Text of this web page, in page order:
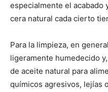
especialmente el acabado
cera natural cada cierto
Para la limpieza, en
ligeramente humedecido
de aceite natural para
químicos agresivos, lejías